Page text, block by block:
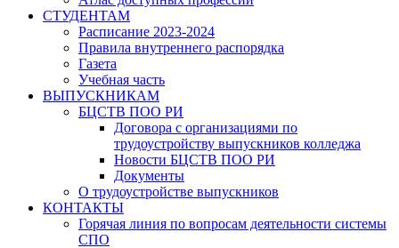
СТУДЕНТАМ
Расписание 2023-2024
Правила внутреннего распорядка
Газета
Учебная часть
ВЫПУСКНИКАМ
БЦСТВ ПОО РИ
Договора с организациями по
трудоустройству выпускников колледжа
Новости БЦСТВ ПОО РИ
Документы
О трудоустройстве выпускников
КОНТАКТЫ
Горячая линия по вопросам деятельности системы
СПО